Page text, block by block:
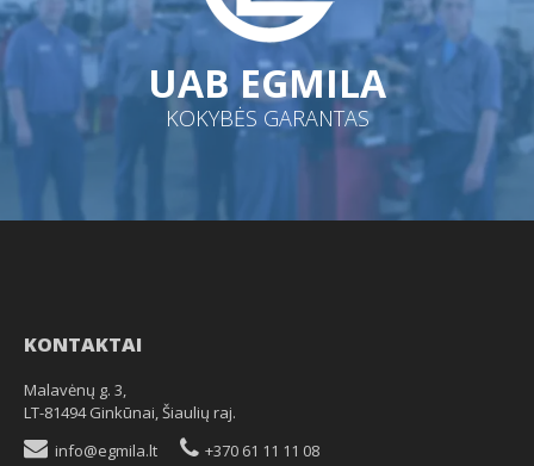
UAB EGMILA
KOKYBĖS GARANTAS
KONTAKTAI
Malavėnų g. 3,
LT-81494 Ginkūnai, Šiaulių raj.
info@egmila.lt
+370 61 11 11 08